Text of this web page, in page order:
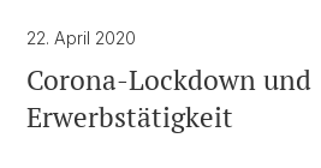
22. April 2020
Corona-Lockdown und
Erwerbstätigkeit